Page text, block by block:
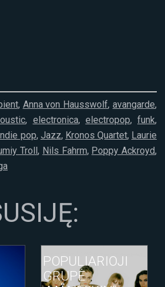
, Anna von Hausswolf,avangarde,
, electronica, electropop, funk,
pop, Jazz, Kronos Quartet, Laurie
Troll, Nils Fahrm, Poppy Ackroyd,
POPULIARIOJI
GRUPĖ